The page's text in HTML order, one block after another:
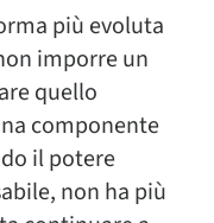
più evoluta
imporre un
quello
componente
il potere
non ha più